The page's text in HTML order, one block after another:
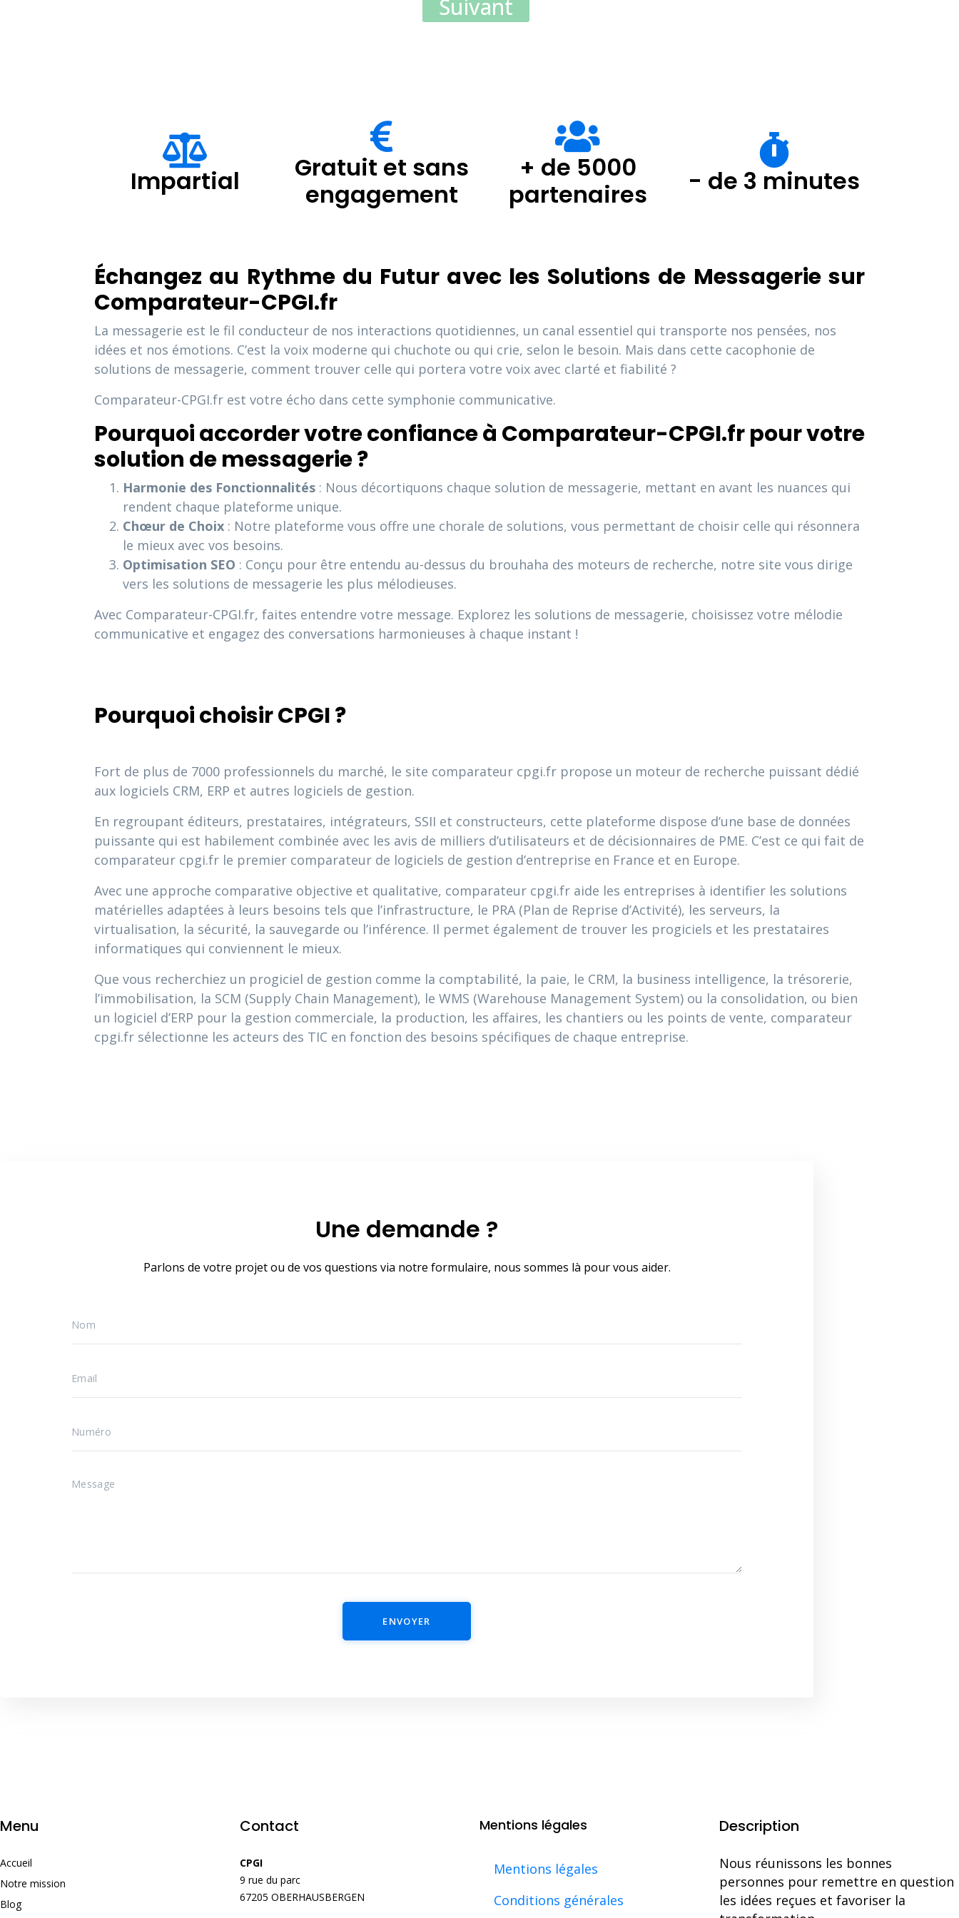
Suivant
Impartial
Gratuit et sans
engagement
+ de 5000
partenaires
- de 3 minutes
Échangez au Rythme du Futur avec les Solutions de Messagerie sur
Comparateur-CPGI.fr
La messagerie est le fil conducteur de nos interactions quotidiennes, un canal essentiel qui transporte nos pensées, nos
idées et nos émotions. C’est la voix moderne qui chuchote ou qui crie, selon le besoin. Mais dans cette cacophonie de
solutions de messagerie, comment trouver celle qui portera votre voix avec clarté et fiabilité ?
Comparateur-CPGI.fr est votre écho dans cette symphonie communicative.
Pourquoi accorder votre confiance à Comparateur-CPGI.fr pour votre
solution de messagerie ?
Harmonie des Fonctionnalités : Nous décortiquons chaque solution de messagerie, mettant en avant les nuances qui
rendent chaque plateforme unique.
Chœur de Choix : Notre plateforme vous offre une chorale de solutions, vous permettant de choisir celle qui résonnera
le mieux avec vos besoins.
Optimisation SEO : Conçu pour être entendu au-dessus du brouhaha des moteurs de recherche, notre site vous dirige
vers les solutions de messagerie les plus mélodieuses.
Avec Comparateur-CPGI.fr, faites entendre votre message. Explorez les solutions de messagerie, choisissez votre mélodie
communicative et engagez des conversations harmonieuses à chaque instant !
Pourquoi choisir CPGI ?
Fort de plus de 7000 professionnels du marché, le site comparateur cpgi.fr propose un moteur de recherche puissant dédié
aux logiciels CRM, ERP et autres logiciels de gestion.
En regroupant éditeurs, prestataires, intégrateurs, SSII et constructeurs, cette plateforme dispose d’une base de données
puissante qui est habilement combinée avec les avis de milliers d’utilisateurs et de décisionnaires de PME. C’est ce qui fait de
comparateur cpgi.fr le premier comparateur de logiciels de gestion d’entreprise en France et en Europe.
Avec une approche comparative objective et qualitative, comparateur cpgi.fr aide les entreprises à identifier les solutions
matérielles adaptées à leurs besoins tels que l’infrastructure, le PRA (Plan de Reprise d’Activité), les serveurs, la
virtualisation, la sécurité, la sauvegarde ou l’inférence. Il permet également de trouver les progiciels et les prestataires
informatiques qui conviennent le mieux.
Que vous recherchiez un progiciel de gestion comme la comptabilité, la paie, le CRM, la business intelligence, la trésorerie,
l’immobilisation, la SCM (Supply Chain Management), le WMS (Warehouse Management System) ou la consolidation, ou bien
un logiciel d’ERP pour la gestion commerciale, la production, les affaires, les chantiers ou les points de vente, comparateur
cpgi.fr sélectionne les acteurs des TIC en fonction des besoins spécifiques de chaque entreprise.
Une demande ?
Parlons de votre projet ou de vos questions via notre formulaire, nous sommes là pour vous aider.
ENVOYER
Menu
Accueil
Notre mission
Blog
Contact
CPGI
9 rue du parc
67205 OBERHAUSBERGEN
Mentions légales
Mentions légales
Conditions générales
Description
Nous réunissons les bonnes
personnes pour remettre en question
les idées reçues et favoriser la